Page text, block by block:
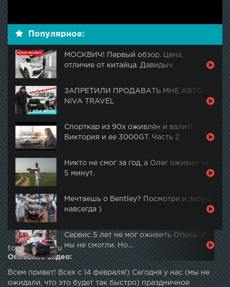
Популярное:
МОСКВИЧ! Первый обзор. Цена,
отличие от китайца. Давидыч
ЗАПРЕТИЛИ ПРОДАВАТЬ МНЕ АВТО -
NIVA TRAVEL
Спорткар из 90х оживлён и валит!
Виктория и ее 3000GT. Часть 2
Никто не смог за год, а Олег оживил за
5 минут.
Мечтаешь о Bentley? Посмотри и забудь
навсегда )
Сервис 5 лет не мог оживить Опель. И
мы не смогли. Но…
topautotube.ru
Описание видео:
Всем привет! Всех с 14 февраля!) Сегодня у нас (мы не
ожидали, что это будет так быстро) праздничное